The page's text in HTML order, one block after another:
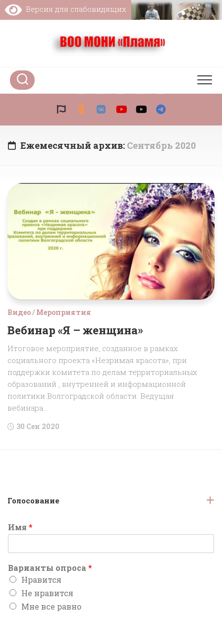
Версия для слабовидящих Перейти
к
Ежемесячный архив: Сентябрь 2020
Видео/Мероприятия
Вебинар «Я – женщина»
Итоговое мероприятие, созданное в рамках
социального проекта «Незримая красота», при
поддержки комитета по делам территориальных
образований , внутренней и информационной
политики Волгоградской области. Ведущая
вебинара...
30 Сен 2020
Голосование
Имя *
Варианты опроса *
Нравится
Не нравится
Мне все равно